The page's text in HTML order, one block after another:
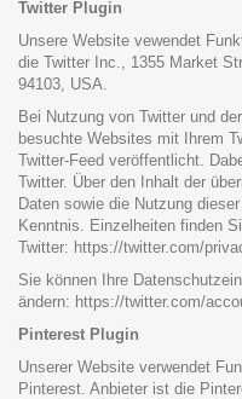
Twitter Plugin
Unsere Website vewendet
die Twitter Inc., 1355 Market
94103, USA.
Bei Nutzung von Twitter und
besuchte Websites mit Ihrem
Twitter-Feed veröffentlicht.
Twitter. Über den Inhalt der
Daten sowie die Nutzung
Kenntnis. Einzelheiten finden
Twitter: https://twitter.com/
Sie können Ihre
ändern: https://twitter.com/
Pinterest Plugin
Unserer Website verwendet
Pinterest. Anbieter ist die